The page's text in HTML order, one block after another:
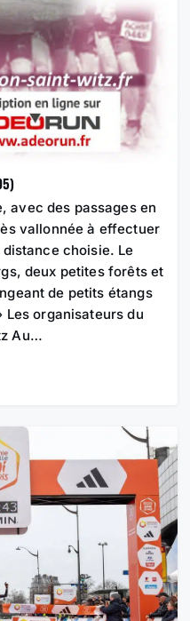
avec des passages en
vallonnée à effectuer
choisie. Le
deux petites forêts et
de petits étangs
organisateurs du
Au…